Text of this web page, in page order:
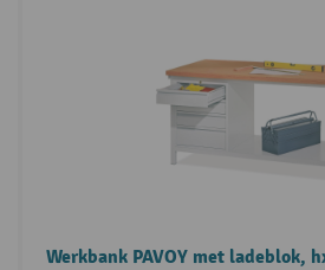
Werkbank PAVOY met ladeblok,